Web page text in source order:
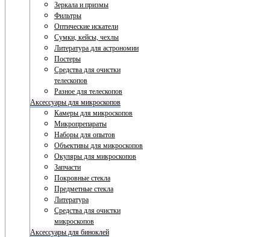
Зеркала и призмы
Фильтры
Оптические искатели
Сумки, кейсы, чехлы
Литература для астрономии
Постеры
Средства для очистки
телескопов
Разное для телескопов
Аксессуары для микроскопов
Камеры для микроскопов
Микропрепараты
Наборы для опытов
Объективы для микроскопов
Окуляры для микроскопов
Запчасти
Покровные стекла
Предметные стекла
Литература
Средства для очистки
микроскопов
Аксессуары для биноклей